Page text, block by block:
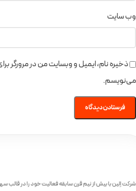
وب‌ سایت
ذخیره نام، ایمیل و وبسایت من در مرورگر
می‌نویسم.
شرکت اِلین با بیش از نیم قرن سابقه فعالیت خود را در